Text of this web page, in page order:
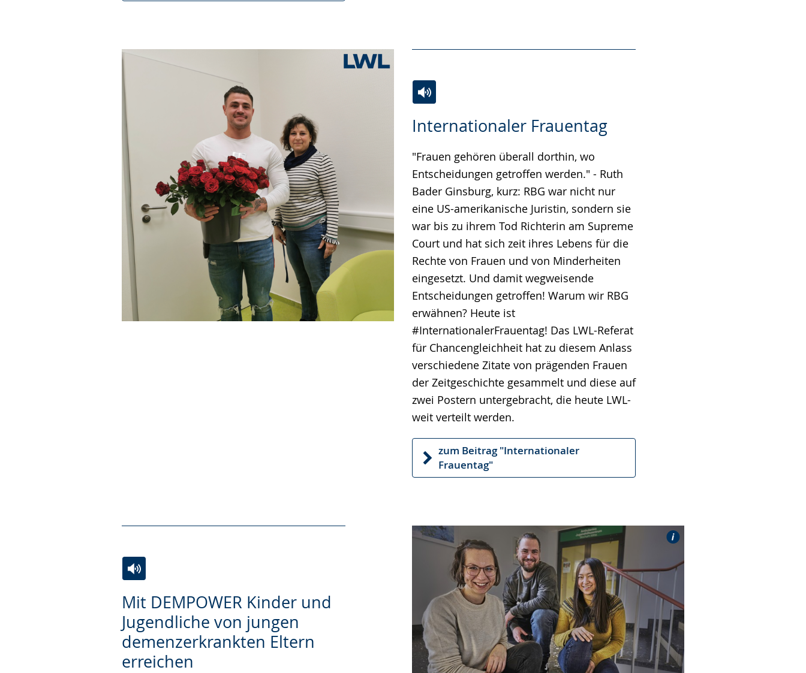
Internationaler Frauentag
Leichten
wechseln.
Audio-
Video
Deutscher
Gebärdensprache
wird
angezeigt.
"Frauen gehören überall dorthin, wo
Entscheidungen getroffen werden." - Ruth
Bader Ginsburg, kurz: RBG war nicht nur
eine US-amerikanische Juristin, sondern sie
war bis zu ihrem Tod Richterin am Supreme
Court und hat sich zeit ihres Lebens für die
Rechte von Frauen und von Minderheiten
eingesetzt. Und damit wegweisende
Entscheidungen getroffen! Warum wir RBG
erwähnen? Heute ist
#InternationalerFrauentag! Das LWL-Referat
für Chancengleichheit hat zu diesem Anlass
verschiedene Zitate von prägenden Frauen
der Zeitgeschichte gesammelt und diese auf
zwei Postern untergebracht, die heute LWL-
weit verteilt werden.
zum Beitrag "Internationaler
Frauentag"
Mit DEMPOWER Kinder und
Jugendliche von jungen
demenzerkrankten Eltern
erreichen
Leichten
Sprache
wechseln.
Audio-
Unterstützung.
Video
in
Deutscher
Gebärdensprache